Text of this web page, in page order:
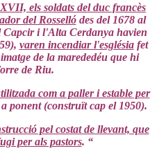
els soldats del duc francès
del Rossellódes del 1678 al
Capcir i l'Alta Cerdanya havien
varen incendiar l'esglésiafet
de la marededéu que hi
de Riu.
com a paller i estable per
ponent (construït cap el 1950).
pel costat de llevant, que
per als pastors. “